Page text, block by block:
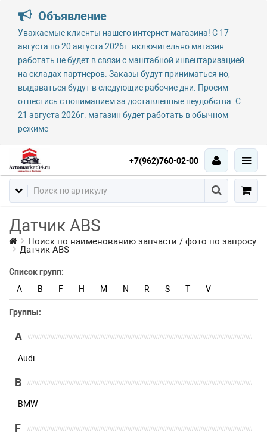
Объявление
Уважаемые клиенты нашего интернет магазина! С 17
августа по 20 августа 2026г. включительно магазин
работать не будет в связи с маштабной инвентаризацией
на складах партнеров. Заказы будут приниматься но,
выдаваться будут в следующие рабочие дни. Просим
отнестись с пониманием за доставленные неудобства. С
21 августа 2026г. магазин будет работать в обычном
режиме
+7(962)760-02-00
Датчик ABS
Поиск по наименованию запчасти / фото по запросу
Датчик ABS
Список групп:
A
B F H M N R S T V
Группы:
A
Audi
B
BMW
F